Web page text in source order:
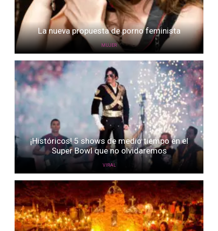
La nueva propuesta de porno feminista
MUJER
¡Históricos! 5 shows de medio tiempo en el
Super Bowl que no olvidaremos
VIRAL